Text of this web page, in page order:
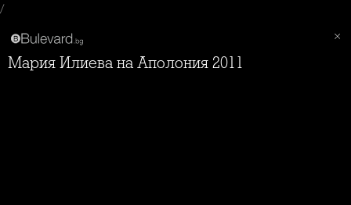
/
Мария Илиева на Аполония 2011